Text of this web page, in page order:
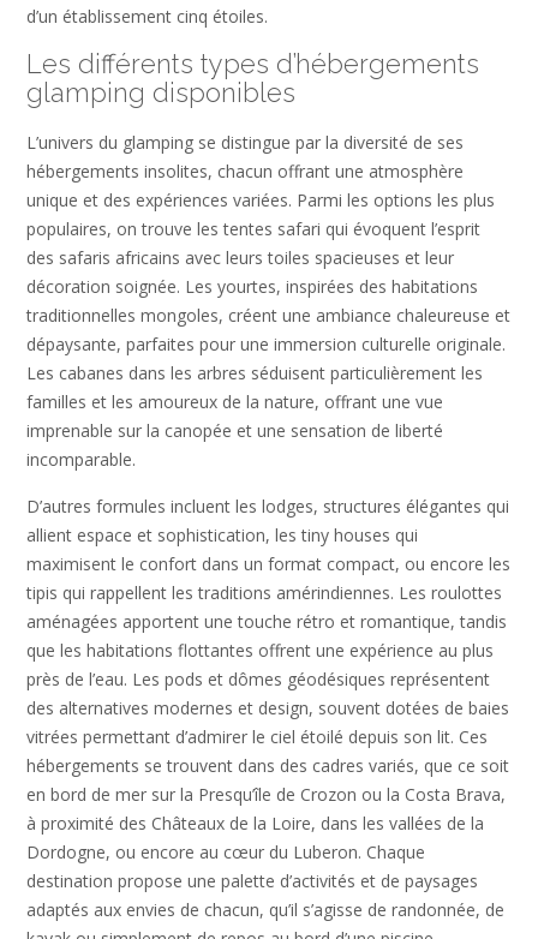
d’un établissement cinq étoiles.
Les différents types d’hébergements
glamping disponibles
L’univers du glamping se distingue par la diversité de ses
hébergements insolites, chacun offrant une atmosphère
unique et des expériences variées. Parmi les options les plus
populaires, on trouve les tentes safari qui évoquent l’esprit
des safaris africains avec leurs toiles spacieuses et leur
décoration soignée. Les yourtes, inspirées des habitations
traditionnelles mongoles, créent une ambiance chaleureuse et
dépaysante, parfaites pour une immersion culturelle originale.
Les cabanes dans les arbres séduisent particulièrement les
familles et les amoureux de la nature, offrant une vue
imprenable sur la canopée et une sensation de liberté
incomparable.
D’autres formules incluent les lodges, structures élégantes qui
allient espace et sophistication, les tiny houses qui
maximisent le confort dans un format compact, ou encore les
tipis qui rappellent les traditions amérindiennes. Les roulottes
aménagées apportent une touche rétro et romantique, tandis
que les habitations flottantes offrent une expérience au plus
près de l’eau. Les pods et dômes géodésiques représentent
des alternatives modernes et design, souvent dotées de baies
vitrées permettant d’admirer le ciel étoilé depuis son lit. Ces
hébergements se trouvent dans des cadres variés, que ce soit
en bord de mer sur la Presqu’île de Crozon ou la Costa Brava,
à proximité des Châteaux de la Loire, dans les vallées de la
Dordogne, ou encore au cœur du Luberon. Chaque
destination propose une palette d’activités et de paysages
adaptés aux envies de chacun, qu’il s’agisse de randonnée, de